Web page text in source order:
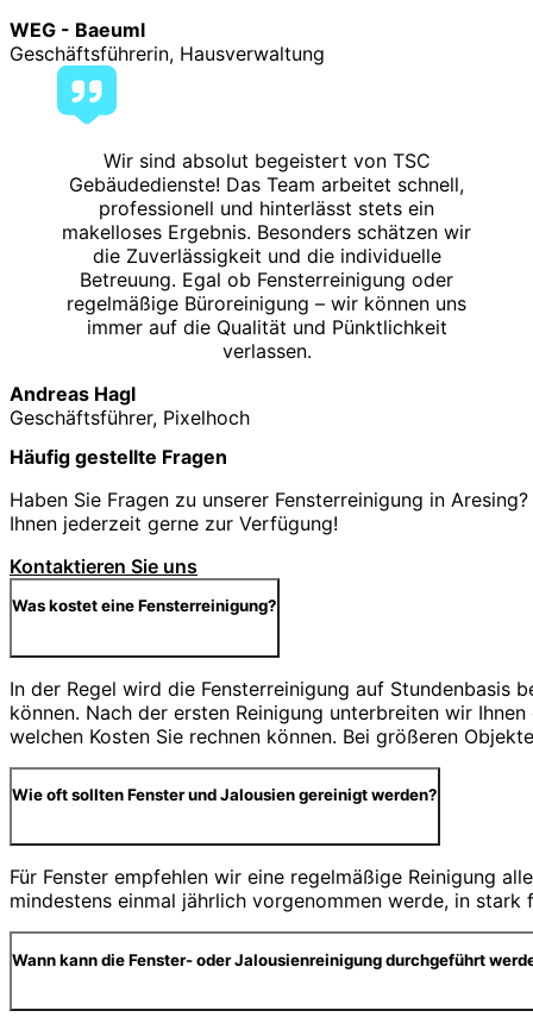
WEG - Baeuml
Geschäftsführerin, Hausverwaltung
Wir sind absolut begeistert von TSC
Gebäudedienste! Das Team arbeitet schnell,
professionell und hinterlässt stets ein
makelloses Ergebnis. Besonders schätzen wir
die Zuverlässigkeit und die individuelle
Betreuung. Egal ob Fensterreinigung oder
regelmäßige Büroreinigung – wir können uns
immer auf die Qualität und Pünktlichkeit
verlassen.
Andreas Hagl
Geschäftsführer, Pixelhoch
Häufig gestellte Fragen
Haben Sie Fragen zu unserer Fensterreinigung in
Ihnen jederzeit gerne zur Verfügung!
Kontaktieren Sie uns
Was kostet eine Fensterreinigung?
In der Regel wird die Fensterreinigung auf Stundenbasis
können. Nach der ersten Reinigung unterbreiten wir
welchen Kosten Sie rechnen können. Bei größeren
Wie oft sollten Fenster und Jalousien gereinigt werden?
Für Fenster empfehlen wir eine regelmäßige Reinigung
mindestens einmal jährlich vorgenommen werde, in
Wann kann die Fenster- oder Jalousienreinigung durchgeführt